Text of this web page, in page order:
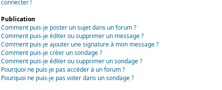
connecter !
Publication
Comment puis-je poster un sujet dans un forum ?
Comment puis-je éditer ou supprimer un message ?
Comment puis-je ajouter une signature à mon message ?
Comment puis-je créer un sondage ?
Comment puis-je éditer ou supprimer un sondage ?
Pourquoi ne puis-je pas accéder à un forum ?
Pourquoi ne puis-je pas voter dans un sondage ?